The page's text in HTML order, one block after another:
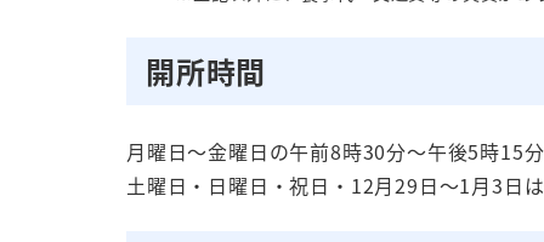
開所時間
月曜日～金曜日の午前8時30分～午後5時15分
土曜日・日曜日・祝日・12月29日～1月3日